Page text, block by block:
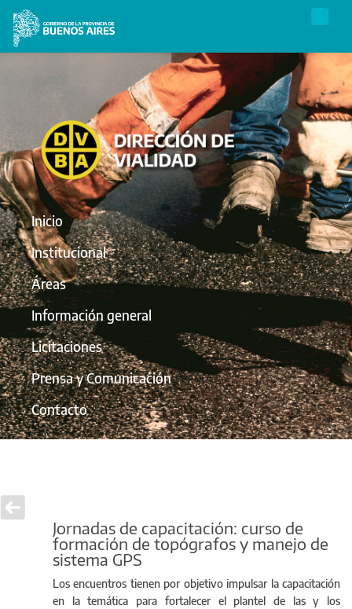
Inicio
Institucional
Áreas
Información general
Licitaciones
Prensa y Comunicación
Contacto
Jornadas de capacitación: curso de
formación de topógrafos y manejo de
sistema GPS
Los encuentros tienen por objetivo impulsar la capacitación
en la temática para fortalecer el plantel de las y los